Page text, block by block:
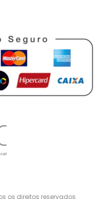
os direitos reservados.